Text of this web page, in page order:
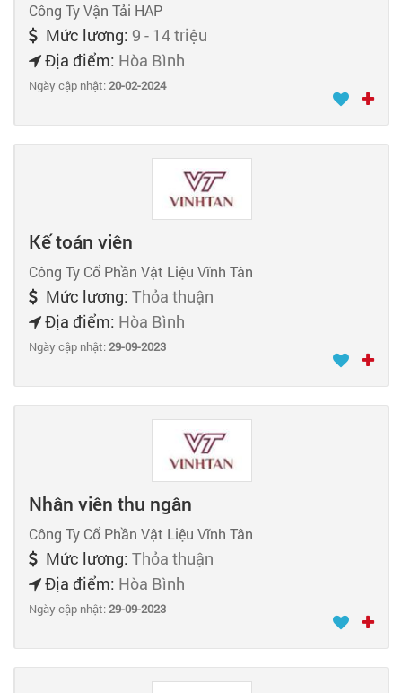
Công Ty Vận Tải HAP
Mức lương: 9 - 14 triệu
Địa điểm: Hòa Bình
Ngày cập nhật:20-02-2024
Kế toán viên
Công Ty Cổ Phần Vật Liệu Vĩnh Tân
Mức lương: Thỏa thuận
Địa điểm: Hòa Bình
Ngày cập nhật:29-09-2023
Nhân viên thu ngân
Công Ty Cổ Phần Vật Liệu Vĩnh Tân
Mức lương: Thỏa thuận
Địa điểm: Hòa Bình
Ngày cập nhật:29-09-2023